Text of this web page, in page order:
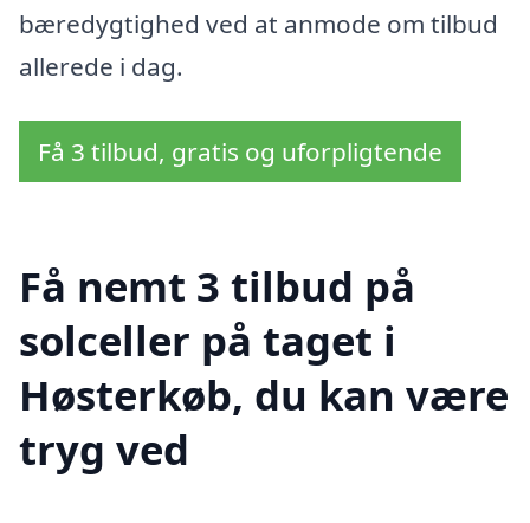
bæredygtighed ved at anmode om tilbud
allerede i dag.
Få 3 tilbud, gratis og uforpligtende
Få nemt 3 tilbud på
solceller på taget i
Høsterkøb, du kan være
tryg ved